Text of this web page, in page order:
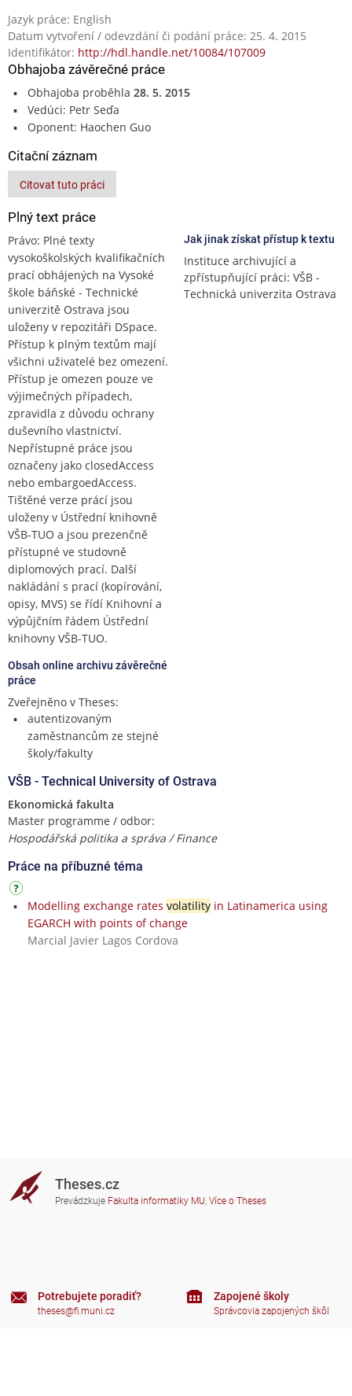
Jazyk práce: English
Datum vytvoření / odevzdání či podání práce: 25. 4. 2015
Identifikátor: http://hdl.handle.net/10084/107009
Obhajoba závěrečné práce
Obhajoba proběhla 28. 5. 2015
Vedúci: Petr Seďa
Oponent: Haochen Guo
Citační záznam
Citovat tuto práci
Plný text práce
Právo: Plné texty
vysokoškolských kvalifikačních
prací obhájených na Vysoké
škole báňské - Technické
univerzitě Ostrava jsou
uloženy v repozitáři DSpace.
Přístup k plným textům mají
všichni uživatelé bez omezení.
Přístup je omezen pouze ve
výjimečných případech,
zpravidla z důvodu ochrany
duševního vlastnictví.
Nepřístupné práce jsou
označeny jako closedAccess
nebo embargoedAccess.
Tištěné verze prácí jsou
uloženy v Ústřední knihovně
VŠB-TUO a jsou prezenčně
přístupné ve studovně
diplomových prací. Další
nakládání s prací (kopírování,
opisy, MVS) se řídí Knihovní a
výpůjčním řádem Ústřední
knihovny VŠB-TUO.
Obsah online archivu závěrečné
práce
Zveřejněno v Theses:
autentizovaným
zaměstnancům ze stejné
školy/fakulty
Jak jinak získat přístup k textu
Instituce archivující a
zpřístupňující práci: VŠB -
Technická univerzita Ostrava
VŠB - Technical University of Ostrava
Ekonomická fakulta
Master programme / odbor:
Hospodářská politika a správa / Finance
Práce na příbuzné téma
Modelling exchange rates volatilityin Latinamerica using
EGARCH with points of change
Marcial Javier Lagos Cordova
Theses.cz
Prevádzkuje Fakulta informatiky MU, Více o Theses
Potrebujete poradiť?
theses@fi.muni.cz
Zapojené školy
Správcovia zapojených škôl